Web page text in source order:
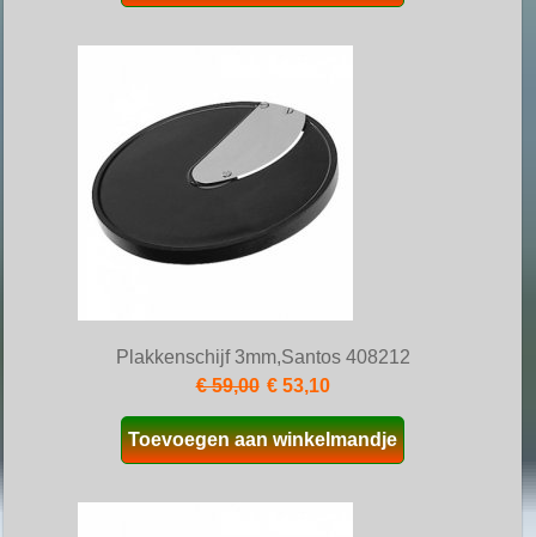
Plakkenschijf 3mm,Santos 408212
€ 59,00 € 53,10
Toevoegen aan winkelmandje